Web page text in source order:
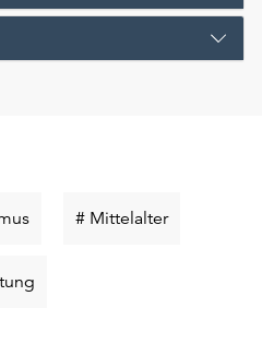
Schlüsselwort
# Mittelalter